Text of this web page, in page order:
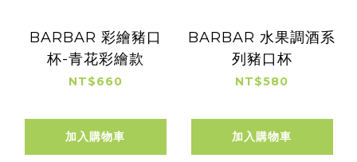
BARBAR 彩繪豬口
杯-青花彩繪款
NT$660
加入購物車
BARBAR 水果調酒系
列豬口杯
NT$580
加入購物車